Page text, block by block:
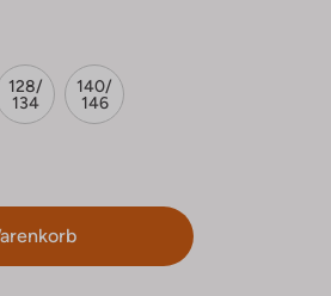
128/
134
140/
146